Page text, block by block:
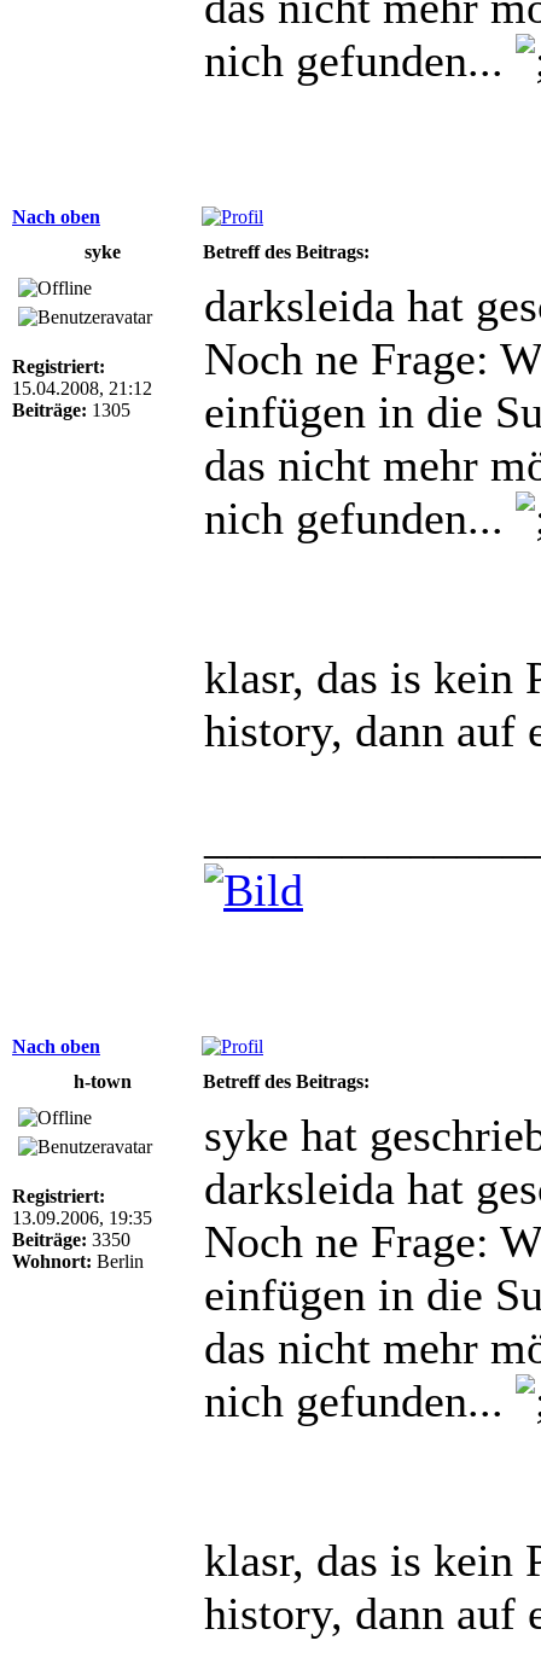
nich gefunden...
Nach oben
syke
Betreff des Beitrags:
Registriert:
15.04.2008, 21:12
Beiträge: 1305
darksleida hat
Noch ne Frage:
einfügen in die
das nicht mehr
nich gefunden...
klasr, das is kein
history, dann auf
Nach oben
h-town
Betreff des Beitrags:
Registriert:
13.09.2006, 19:35
Beiträge: 3350
Wohnort: Berlin
syke hat
darksleida hat
Noch ne Frage:
einfügen in die
das nicht mehr
nich gefunden...
klasr, das is kein
history, dann auf